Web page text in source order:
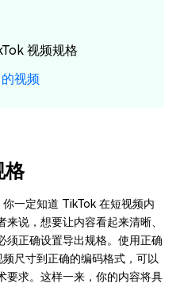
视频规格
视频
格
一定知道 TikTok 在短视频内
说，想要让内容看起来清晰、
须正确设置导出规格。使用正确
尺寸到正确的编码格式，可以
要求。这样一来，你的内容将具